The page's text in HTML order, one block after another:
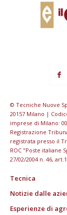
© Tecniche Nuove
20157 Milano |
imprese di Milano:
Registrazione
registrata presso il
ROC "Poste italiane
27/02/2004 n. 46,
Tecnica
Notizie dalle
Esperienze di